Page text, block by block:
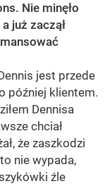
Nie minęło
już zaczął
jest przede
później klientem.
Dennisa
chciał
że zaszkodzi
nie wypada,
źle